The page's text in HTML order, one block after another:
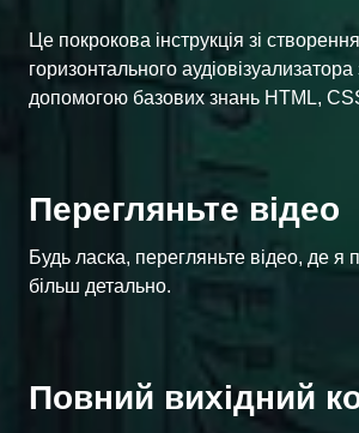
Це покрокова інструкція зі створення
горизонтального аудіовізуализатора
допомогою базових знань HTML,
Перегляньте відео
Будь ласка, перегляньте відео, де я
більш детально.
Повний вихідний